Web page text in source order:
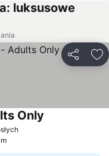
luksusowe
Wyświetl ceny
Only